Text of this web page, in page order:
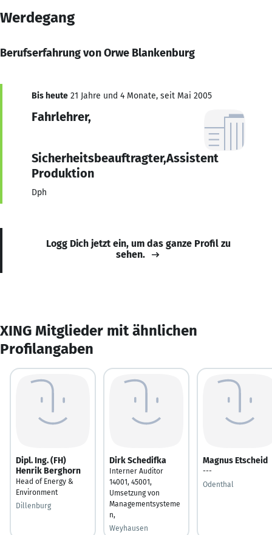
Werdegang
Berufserfahrung von Orwe Blankenburg
Bis heute 21 Jahre und 4 Monate, seit Mai 2005
Fahrlehrer,
Sicherheitsbeauftragter,Assistent
Produktion
Dph
Logg Dich jetzt ein, um das ganze Profil zu
sehen.
XING Mitglieder mit ähnlichen
Profilangaben
Dipl. Ing. (FH)
Henrik Berghorn
Head of Energy &
Environment
Dillenburg
Dirk Schedifka
Interner Auditor
14001, 45001,
Umsetzung von
Managementsysteme
n,
Weyhausen
Magnus Etscheid
---
Odenthal